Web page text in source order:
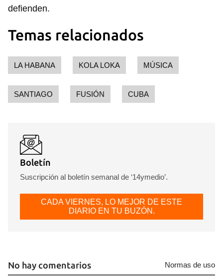
defienden.
Temas relacionados
LA HABANA KOLA LOKA MÚSICA
SANTIAGO FUSIÓN CUBA
Boletín
Suscripción al boletín semanal de ‘14ymedio’.
CADA VIERNES, LO MEJOR DE ESTE
DIARIO EN TU BUZÓN.
No hay comentarios Normas de uso